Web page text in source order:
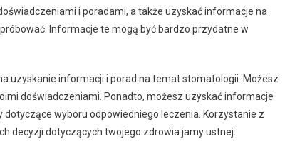
i poradami, a także uzyskać informacje na
Informacje te mogą być bardzo przydatne w
uzyskanie informacji i porad na temat stomatologii. Możesz
doświadczeniami. Ponadto, możesz uzyskać informacje
wyboru odpowiedniego leczenia. Korzystanie z
decyzji dotyczących twojego zdrowia jamy ustnej.